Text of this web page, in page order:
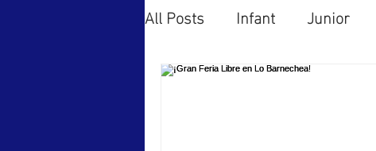
All Posts Infant Junior